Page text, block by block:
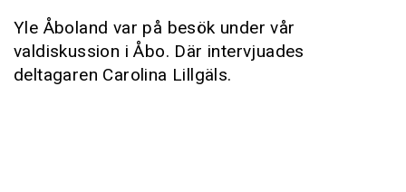
Yle Åboland var på besök under vår
valdiskussion i Åbo. Där intervjuades
deltagaren Carolina Lillgäls.